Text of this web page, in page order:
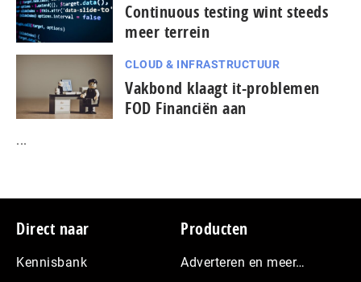
Continuous testing wint steeds
meer terrein
CLOUD & INFRASTRUCTUUR
Vakbond klaagt it-problemen
FOD Financiën aan
...
Footer
Direct naar
Kennisbank
Producten
Adverteren en meer…